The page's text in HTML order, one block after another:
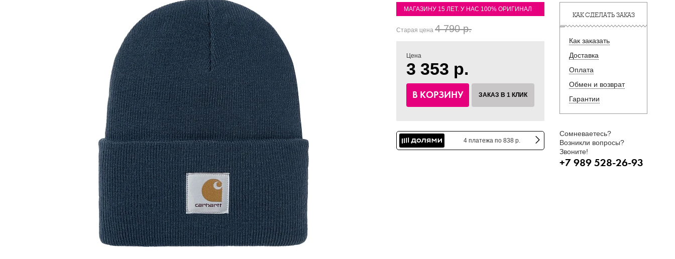
МАГАЗИНУ 15 ЛЕТ. У НАС 100% ОРИГИНАЛ
Старая цена 4 790 р.
Цена
3 353 р.
В КОРЗИНУ ЗАКАЗ В 1 КЛИК
4 платежа по 838 р.
КАК СДЕЛАТЬ ЗАКАЗ
Как заказать
Доставка
Оплата
Обмен и возврат
Гарантии
Сомневаетесь?
Возникли вопросы?
Звоните!
+7 989 528-26-93